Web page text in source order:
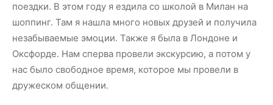
поездки. В этом году я ездила со школой в Милан на
шоппинг. Там я нашла много новых друзей и получила
незабываемые эмоции. Также я была в Лондоне и
Оксфорде. Нам сперва провели экскурсию, а потом у
нас было свободное время, которое мы провели в
дружеском общении.